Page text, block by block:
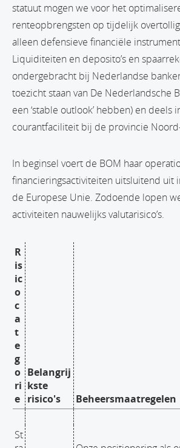
statuut mogen we voor het
renteopbrengsten op tijdelijk
alleen defensieve financiële
Liquiditeiten en deposito’s en
ondergebracht bij Nederlandse
toezicht staan van De Nederlandsche
een ‘stable outlook’ hebben) en deels
courantfaciliteit bij de provincie
In beginsel voert de BOM haar
financieringsactiviteiten uitsluitend uit
de Europese Unie. Zodoende lopen
activiteiten nauwelijks valutarisico’s.
R
is
ic
o
c
a
t
e
g
o
ri
e
Belangrij
kste
risico's
Beheersmaatregelen
St